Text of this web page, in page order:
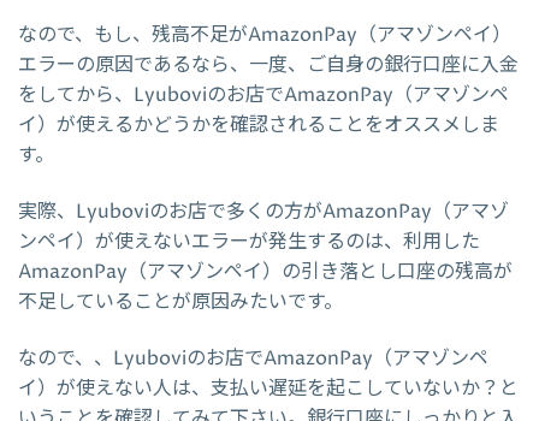
なので、もし、残高不足がAmazonPay（アマゾンペイ）
エラーの原因であるなら、一度、ご自身の銀行口座に入金
をしてから、Lyuboviのお店でAmazonPay（アマゾンペ
イ）が使えるかどうかを確認されることをオススメしま
す。
実際、Lyuboviのお店で多くの方がAmazonPay（アマゾ
ンペイ）が使えないエラーが発生するのは、利用した
AmazonPay（アマゾンペイ）の引き落とし口座の残高が
不足していることが原因みたいです。
なので、、Lyuboviのお店でAmazonPay（アマゾンペ
イ）が使えない人は、支払い遅延を起こしていないか？と